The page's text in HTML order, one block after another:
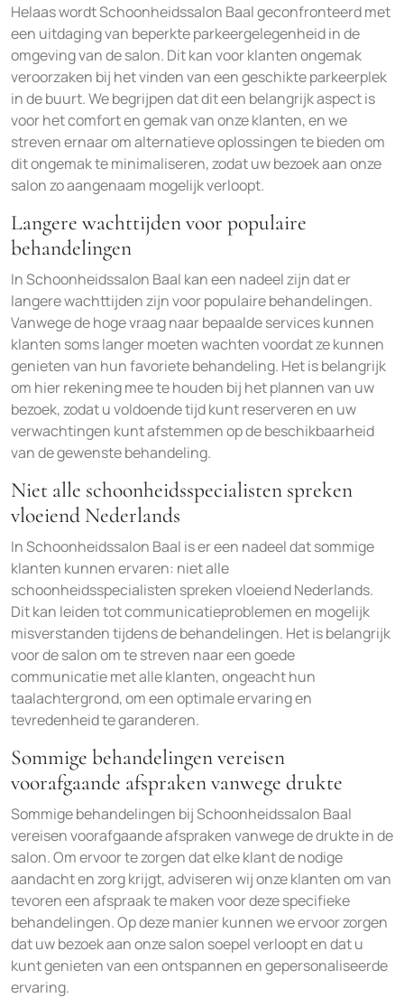
Helaas wordt Schoonheidssalon Baal geconfronteerd met
een uitdaging van beperkte parkeergelegenheid in de
omgeving van de salon. Dit kan voor klanten ongemak
veroorzaken bij het vinden van een geschikte parkeerplek
in de buurt. We begrijpen dat dit een belangrijk aspect is
voor het comfort en gemak van onze klanten, en we
streven ernaar om alternatieve oplossingen te bieden om
dit ongemak te minimaliseren, zodat uw bezoek aan onze
salon zo aangenaam mogelijk verloopt.
Langere wachttijden voor populaire
behandelingen
In Schoonheidssalon Baal kan een nadeel zijn dat er
langere wachttijden zijn voor populaire behandelingen.
Vanwege de hoge vraag naar bepaalde services kunnen
klanten soms langer moeten wachten voordat ze kunnen
genieten van hun favoriete behandeling. Het is belangrijk
om hier rekening mee te houden bij het plannen van uw
bezoek, zodat u voldoende tijd kunt reserveren en uw
verwachtingen kunt afstemmen op de beschikbaarheid
van de gewenste behandeling.
Niet alle schoonheidsspecialisten spreken
vloeiend Nederlands
In Schoonheidssalon Baal is er een nadeel dat sommige
klanten kunnen ervaren: niet alle
schoonheidsspecialisten spreken vloeiend Nederlands.
Dit kan leiden tot communicatieproblemen en mogelijk
misverstanden tijdens de behandelingen. Het is belangrijk
voor de salon om te streven naar een goede
communicatie met alle klanten, ongeacht hun
taalachtergrond, om een optimale ervaring en
tevredenheid te garanderen.
Sommige behandelingen vereisen
voorafgaande afspraken vanwege drukte
Sommige behandelingen bij Schoonheidssalon Baal
vereisen voorafgaande afspraken vanwege de drukte in de
salon. Om ervoor te zorgen dat elke klant de nodige
aandacht en zorg krijgt, adviseren wij onze klanten om van
tevoren een afspraak te maken voor deze specifieke
behandelingen. Op deze manier kunnen we ervoor zorgen
dat uw bezoek aan onze salon soepel verloopt en dat u
kunt genieten van een ontspannen en gepersonaliseerde
ervaring.